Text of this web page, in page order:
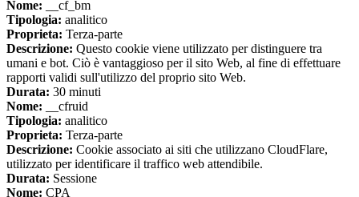
Nome: __cf_bm
Tipologia: analitico
Proprieta: Terza-parte
Descrizione: Questo cookie viene utilizzato per distinguere tra
umani e bot. Ciò è vantaggioso per il sito Web, al fine di effettuare
rapporti validi sull'utilizzo del proprio sito Web.
Durata: 30 minuti
Nome: __cfruid
Tipologia: analitico
Proprieta: Terza-parte
Descrizione: Cookie associato ai siti che utilizzano CloudFlare,
utilizzato per identificare il traffico web attendibile.
Durata: Sessione
Nome: CPA